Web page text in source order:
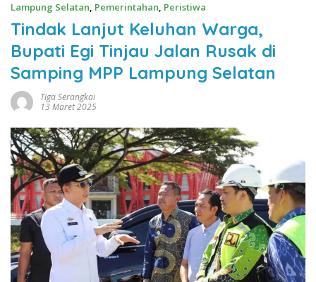
Lampung Selatan, Pemerintahan, Peristiwa
Tindak Lanjut Keluhan Warga,
Bupati Egi Tinjau Jalan Rusak di
Samping MPP Lampung Selatan
Tiga Serangkai
13 Maret 2025